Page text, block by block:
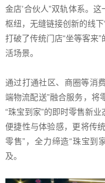
金店’合伙人”双轨体系。
枢纽，无缝链接创新的线
打破了传统门店“坐等客来
活场景。
通过打通社区、商圈等消
端物流配送”融合服务，将
“珠宝到家”的即时零售新
便捷性与体验感，更将传
零售”，全力缔造“珠宝到
及。